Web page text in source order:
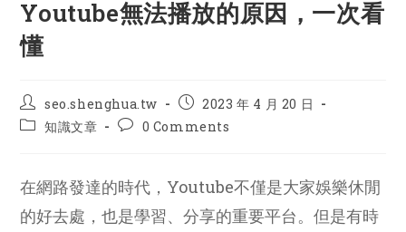
Youtube無法播放的原因，一次看
懂
Post
author:
seo.shenghua.tw
Post
published:
2023 年 4 月 20 日
Post知識文章
Post0 Comments
在網路發達的時代，Youtube不僅是大家娛樂休閒
的好去處，也是學習、分享的重要平台。但是有時